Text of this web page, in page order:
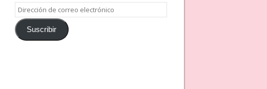
Dirección
de
correoSuscribir